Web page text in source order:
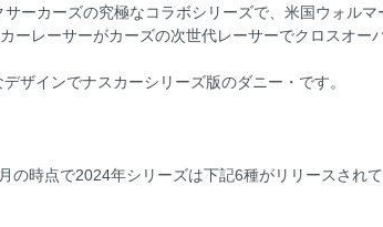
サーカーズの究極なコラボシリーズで、米国ウォルマ
ーレーサーがカーズの次世代レーサーでクロスオー
ザインでナスカーシリーズ版のダニー・です。
の時点で2024年シリーズは下記6種がリリースされて